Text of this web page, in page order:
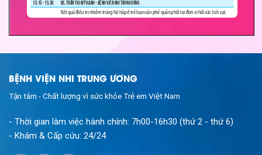
BỆNH VIỆN NHI TRUNG ƯƠNG
Tận tâm - Chất lượng vì sức khỏe Trẻ em Việt Nam
- Thời gian làm việc hành chính: 7h00-16h30 (thứ 2 - thứ 6)
- Khám & Cấp cứu: 24/24